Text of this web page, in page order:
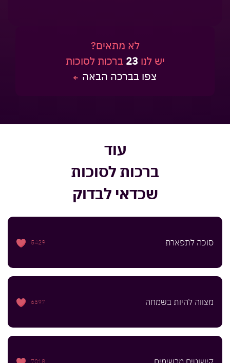
לא מתאים?
יש לנו 23 ברכות לסוכות
צפו בברכה הבאה
עוד
ברכות לסוכות
שכדאי לבדוק
סוכה לתפארת 5429
מצווה להיות בשמחה 6597
7018